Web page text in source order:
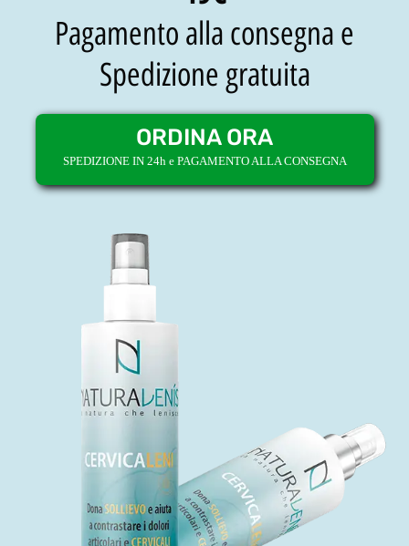
Pagamento alla consegna e
Spedizione gratuita
ORDINA ORA
SPEDIZIONE IN 24h e PAGAMENTO ALLA CONSEGNA